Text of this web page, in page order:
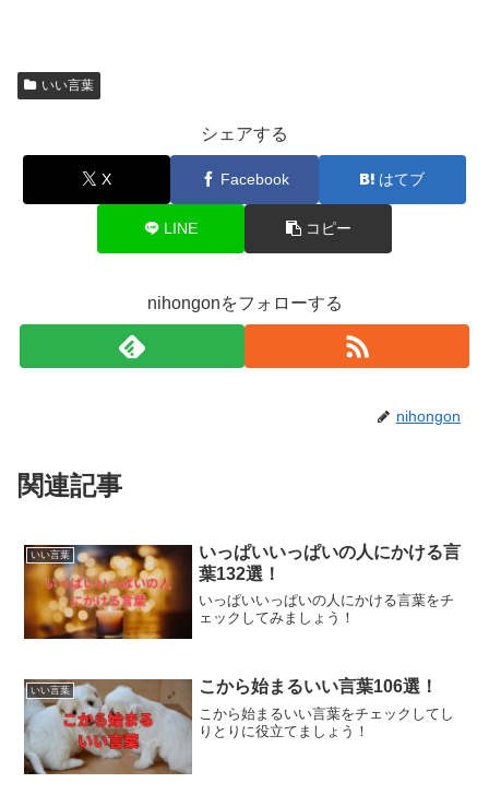
いい言葉
シェアする
X Facebook はてブ
LINE コピー
nihongonをフォローする
nihongon
関連記事
いい言葉
いっぱいいっぱいの人にかける言
葉132選！
いっぱいいっぱいの人にかける言葉をチ
ェックしてみましょう！
いい言葉 こから始まるいい言葉106選！
こから始まるいい言葉をチェックしてし
りとりに役立てましょう！